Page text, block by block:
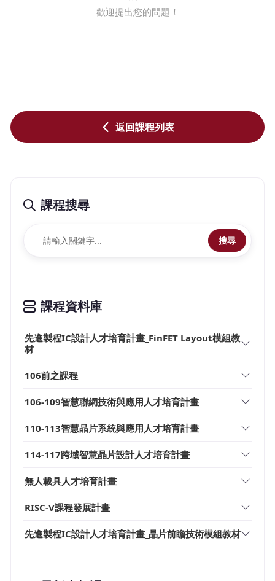
歡迎提出您的問題！
返回課程列表
課程搜尋
搜尋
課程資料庫
先進製程IC設計人才培育計畫_FinFET Layout模組教
材
106前之課程
106-109智慧聯網技術與應用人才培育計畫
110-113智慧晶片系統與應用人才培育計畫
114-117跨域智慧晶片設計人才培育計畫
無人載具人才培育計畫
RISC-V課程發展計畫
先進製程IC設計人才培育計畫_晶片前瞻技術模組教材